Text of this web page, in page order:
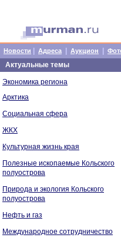
Новости Адреса Аукцион
Актуальные темы
Экономика региона
Арктика
Социальная сфера
ЖКХ
Культурная жизнь края
Полезные ископаемые Кольского
полуострова
Природа и экология Кольского
полуострова
Нефть и газ
Международное сотрудничество